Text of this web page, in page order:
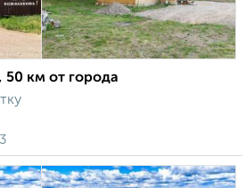
50 км от города